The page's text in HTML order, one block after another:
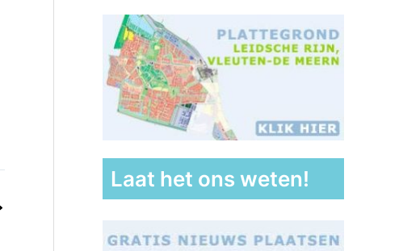
Laat het ons weten!